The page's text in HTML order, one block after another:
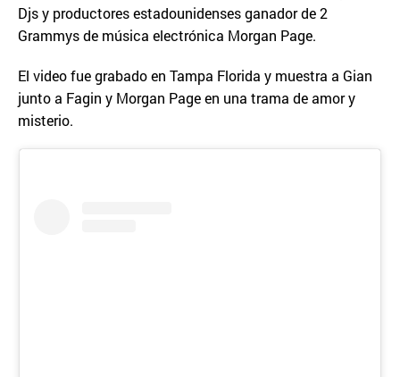
Djs y productores estadounidenses ganador de 2
Grammys de música electrónica Morgan Page.
El video fue grabado en Tampa Florida y muestra a Gian
junto a Fagin y Morgan Page en una trama de amor y
misterio.